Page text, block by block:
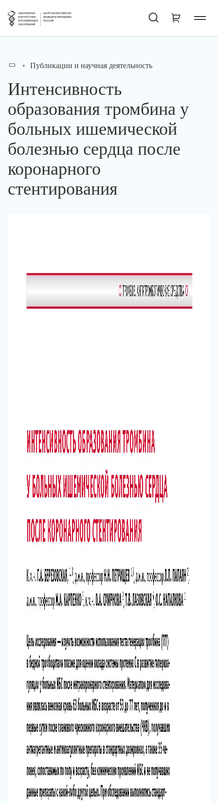
Публикации и научная деятельность
Интенсивность
образования тромбина у
больных ишемической
болезнью сердца после
коронарного
стентирования